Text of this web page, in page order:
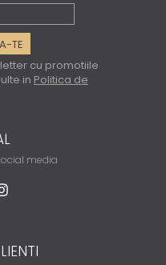
cu promotiile
in Politica de
media